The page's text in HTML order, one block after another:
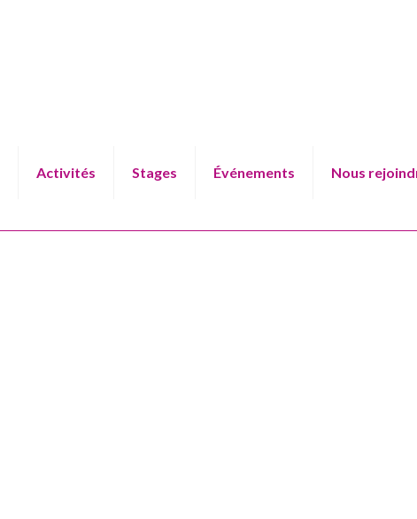
Activités Stages Événements Nous